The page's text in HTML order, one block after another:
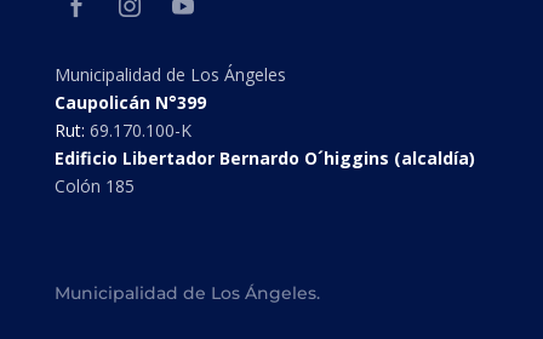
Municipalidad de Los Ángeles
Caupolicán N°399
Rut: 69.170.100-K
Edificio Libertador Bernardo O´higgins (alcaldía)
Colón 185
Municipalidad de Los Ángeles.